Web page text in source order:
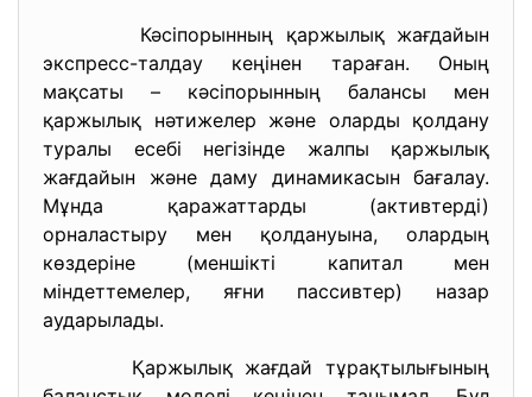
Кәсіпорынның қаржылық жағдайын
экспресс-талдау кеңінен тараған. Оның
мақсаты – кәсіпорынның балансы мен
қаржылық нәтижелер және оларды қолдану
туралы есебі негізінде жалпы қаржылық
жағдайын және даму динамикасын бағалау.
Мұнда қаражаттарды (активтерді)
орналастыру мен қолдануына, олардың
көздеріне (меншікті капитал мен
міндеттемелер, яғни пассивтер) назар
аударылады.
Қаржылық жағдай тұрақтылығының